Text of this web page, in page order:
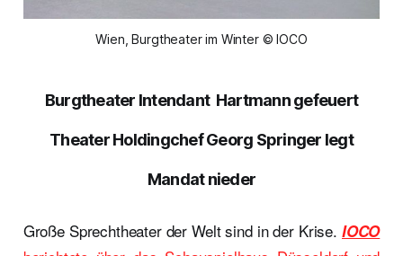
Wien, Burgtheater im Winter © IOCO
Burgtheater Intendant Hartmann gefeuert
Theater Holdingchef Georg Springer legt
Mandat nieder
Große Sprechtheater der Welt sind in der Krise. IOCO